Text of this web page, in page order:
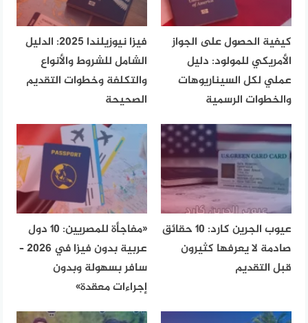
كيفية الحصول على الجواز
الأمريكي للمولود: دليل
عملي لكل السيناريوهات
والخطوات الرسمية
فيزا نيوزيلندا 2025: الدليل
الشامل للشروط والأنواع
والتكلفة وخطوات التقديم
الصحيحة
عيوب الجرين كارد: 10 حقائق
صادمة لا يعرفها كثيرون
قبل التقديم
«مفاجأة للمصريين: 10 دول
عربية بدون فيزا في 2026 –
سافر بسهولة وبدون
إجراءات معقدة»